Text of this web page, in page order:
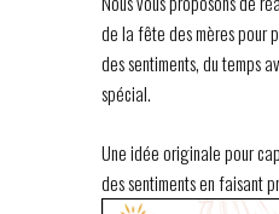
de la fête des mères pour
des sentiments, du temps
spécial.
Une idée originale pour
des sentiments en faisant